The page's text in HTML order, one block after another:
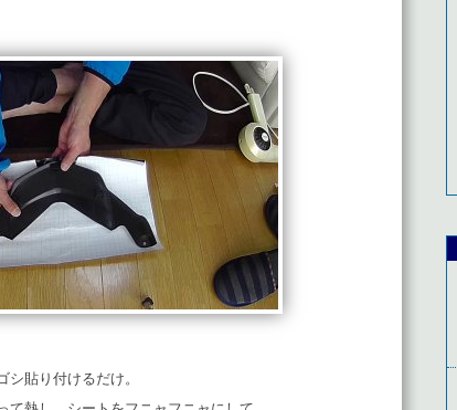
貼り付けるだけ。